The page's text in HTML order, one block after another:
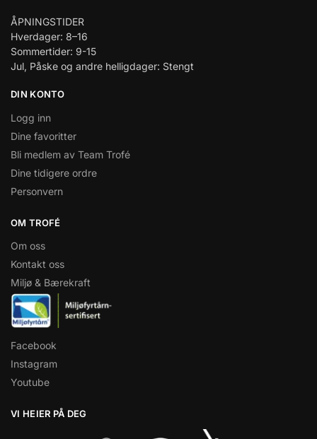
ÅPNINGSTIDER
Hverdager: 8–16
Sommertider: 9-15
Jul, Påske og andre helligdager: Stengt
DIN KONTO
Logg inn
Dine favoritter
Bli medlem av Team Trofé
Dine tidigere ordre
Personvern
OM TROFÉ
Om oss
Kontakt oss
Miljø & Bærekraft
Facebook
Instagram
Youtube
VI HEIER PÅ DEG